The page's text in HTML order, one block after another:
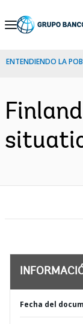
Skip
Navigation
ENTENDIENDO LA
Fecha del